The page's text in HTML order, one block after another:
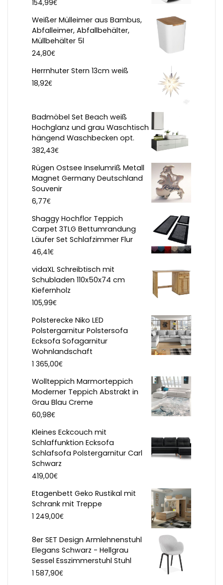
154,99€
Weißer Mülleimer aus Bambus,
Abfalleimer, Abfallbehälter,
Müllbehälter 5l
24,80€
Herrnhuter Stern 13cm weiß
18,92€
Badmöbel Set Beach weiß
Hochglanz und grau Waschtisch
hängend Waschbecken opt.
382,43€
Rügen Ostsee Inselumriß Metall
Magnet Germany Deutschland
Souvenir
6,77€
Shaggy Hochflor Teppich
Carpet 3TLG Bettumrandung
Läufer Set Schlafzimmer Flur
46,41€
vidaXL Schreibtisch mit
Schubladen 110x50x74 cm
Kiefernholz
105,99€
Polsterecke Niko LED
Polstergarnitur Polstersofa
Ecksofa Sofagarnitur
Wohnlandschaft
1 365,00€
Wollteppich Marmorteppich
Moderner Teppich Abstrakt in
Grau Blau Creme
60,98€
Kleines Eckcouch mit
Schlaffunktion Ecksofa
Schlafsofa Polstergarnitur Carl
Schwarz
419,00€
Etagenbett Geko Rustikal mit
Schrank mit Treppe
1 249,00€
8er SET Design Armlehnenstuhl
Elegans Schwarz - Hellgrau
Sessel Esszimmerstuhl Stuhl
1 587,90€